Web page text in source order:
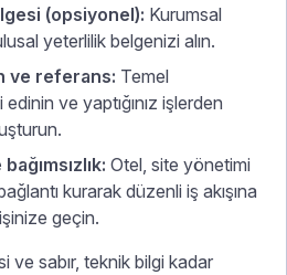
(opsiyonel): Kurumsal
yeterlilik belgenizi alın.
ve referans: Temel
ve yaptığınız işlerden
Otel, site yönetimi
kurarak düzenli iş akışına
geçin.
ve sabır, teknik bilgi kadar